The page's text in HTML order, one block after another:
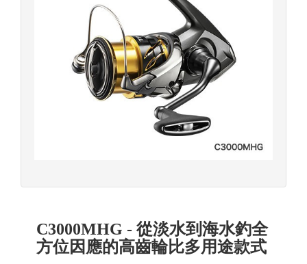
C3000MHG - 從淡水到海水釣全
方位因應的高齒輪比多用途款式